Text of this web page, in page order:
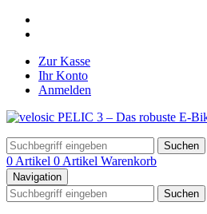
Zur Kasse
Ihr Konto
Anmelden
Suchen
0 Artikel 0 Artikel Warenkorb
Navigation
Suchen